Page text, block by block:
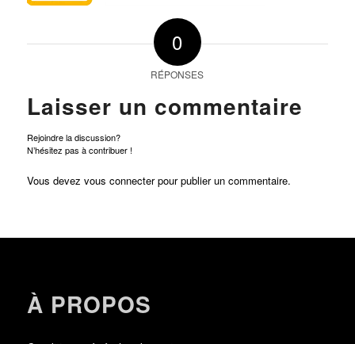
0
RÉPONSES
Laisser un commentaire
Rejoindre la discussion?
N’hésitez pas à contribuer !
Vous devez vous connecterpour publier un commentaire.
À PROPOS